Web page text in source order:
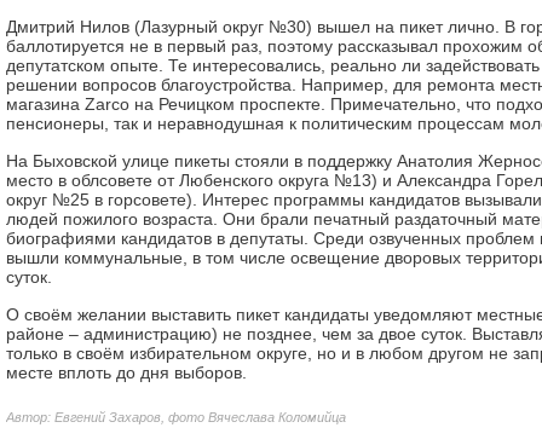
Дмитрий Нилов (Лазурный округ №30) вышел на пикет лично. В
баллотируется не в первый раз, поэтому рассказывал прохожим
депутатском опыте. Те интересовались, реально ли
решении вопросов благоустройства. Например, для ремонта
магазина Zarco на Речицком проспекте. Примечательно, что
пенсионеры, так и неравнодушная к политическим процессам
На Быховской улице пикеты стояли в поддержку Анатолия
место в облсовете от Любенского округа №13) и Александра
округ №25 в горсовете). Интерес программы кандидатов
людей пожилого возраста. Они брали печатный раздаточный
биографиями кандидатов в депутаты. Среди озвученных
вышли коммунальные, в том числе освещение дворовых
суток.
О своём желании выставить пикет кандидаты уведомляют
районе – администрацию) не позднее, чем за двое суток.
только в своём избирательном округе, но и в любом другом не
месте вплоть до дня выборов.
Автор: Евгений Захаров, фото Вячеслава Коломийца